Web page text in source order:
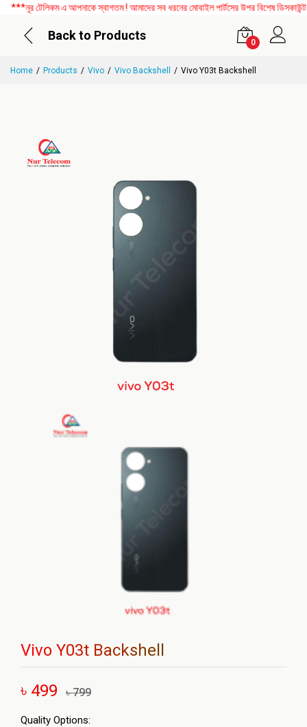
টেলিকম এ আপনাকে স্বাগতম ! আমাদের সব ধরনের মোবাইল পার্টসের উপর বিশেষ
Back to Products
0
Home Products Vivo Vivo Backshell Vivo Y03t Backshell
Vivo Y03t Backshell
৳ 499 ৳ 799
Quality Options: